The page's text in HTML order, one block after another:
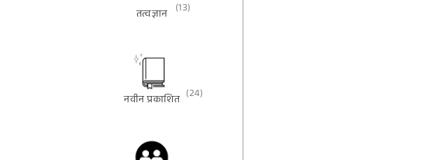
तत्वज्ञान (13)
नवीन प्रकाशित (24)